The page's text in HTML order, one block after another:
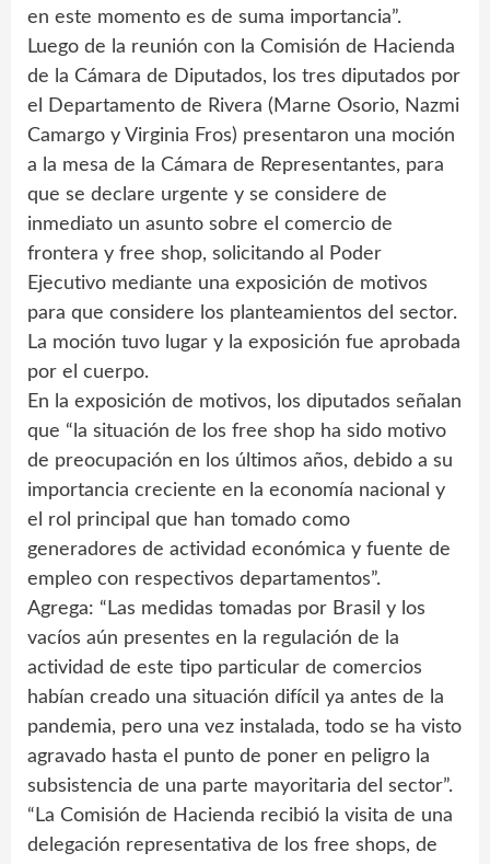
en este momento es de suma importancia”.
Luego de la reunión con la Comisión de Hacienda
de la Cámara de Diputados, los tres diputados por
el Departamento de Rivera (Marne Osorio, Nazmi
Camargo y Virginia Fros) presentaron una moción
a la mesa de la Cámara de Representantes, para
que se declare urgente y se considere de
inmediato un asunto sobre el comercio de
frontera y free shop, solicitando al Poder
Ejecutivo mediante una exposición de motivos
para que considere los planteamientos del sector.
La moción tuvo lugar y la exposición fue aprobada
por el cuerpo.
En la exposición de motivos, los diputados señalan
que “la situación de los free shop ha sido motivo
de preocupación en los últimos años, debido a su
importancia creciente en la economía nacional y
el rol principal que han tomado como
generadores de actividad económica y fuente de
empleo con respectivos departamentos”.
Agrega: “Las medidas tomadas por Brasil y los
vacíos aún presentes en la regulación de la
actividad de este tipo particular de comercios
habían creado una situación difícil ya antes de la
pandemia, pero una vez instalada, todo se ha visto
agravado hasta el punto de poner en peligro la
subsistencia de una parte mayoritaria del sector”.
“La Comisión de Hacienda recibió la visita de una
delegación representativa de los free shops, de